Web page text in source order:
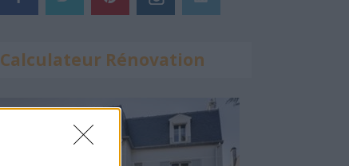
Calculateur Rénovation